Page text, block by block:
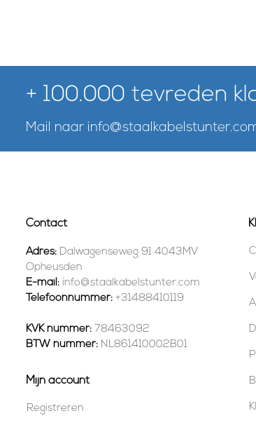
+ 100.000 tevreden
Mail naar
Contact
Adres: Dalwagenseweg 91 4043MV
Opheusden
E-mail: info@staalkabelstunter.com
Telefoonnummer: +31488410119
KVK nummer: 78463092
BTW nummer: NL861410002B01
Mijn account
Registreren